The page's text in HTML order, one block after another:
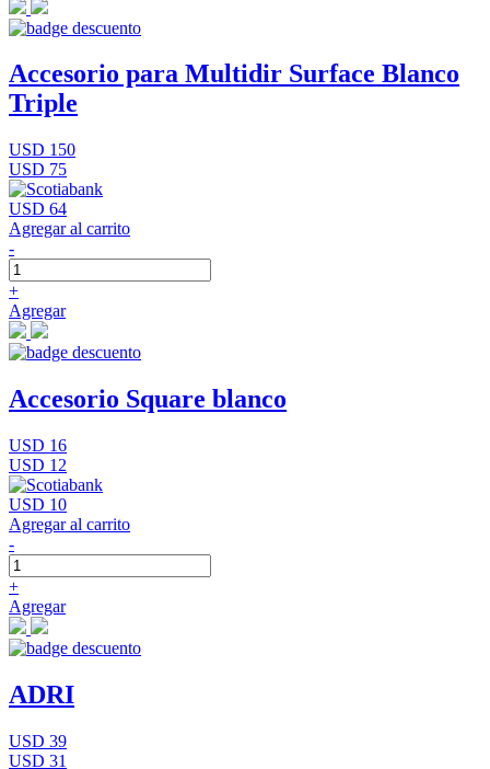
Accesorio para Multidir Surface Blanco
Triple
USD 150
USD 75
USD 64
Agregar al carrito
-
+
Agregar
Accesorio Square blanco
USD 16
USD 12
USD 10
Agregar al carrito
-
+
Agregar
ADRI
USD 39
USD 31